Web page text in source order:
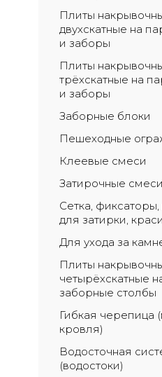
Плиты
двухскатные на
и заборы
Плиты
трёхскатные на
и заборы
Заборные блоки
Пешеходные
Клеевые смеси
Затирочные смеси
Сетка, фиксаторы,
для затирки,
Для ухода за
Плиты
четырёхскатные
заборные столбы
Гибкая черепица
кровля)
Водосточная
(водостоки)